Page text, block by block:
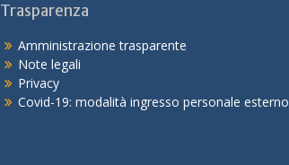
Trasparenza
Amministrazione trasparente
Note legali
Privacy
Covid-19: modalità ingresso personale esterno